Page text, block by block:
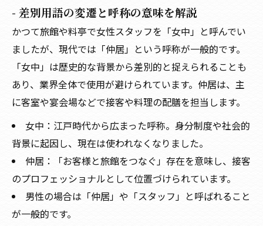
- 差別用語の変遷と呼称の意味を解説
かつて旅館や料亭で女性スタッフを「女中」と呼んでい
ましたが、現代では「仲居」という呼称が一般的です。
「女中」は歴史的な背景から差別的と捉えられることも
あり、業界全体で使用が避けられています。仲居は、主
に客室や宴会場などで接客や料理の配膳を担当します。
女中：江戸時代から広まった呼称。身分制度や社会的
背景に起因し、現在は使われなくなりました。
仲居：「お客様と旅館をつなぐ」存在を意味し、接客
のプロフェッショナルとして位置づけられています。
男性の場合は「仲居」や「スタッフ」と呼ばれること
が一般的です。